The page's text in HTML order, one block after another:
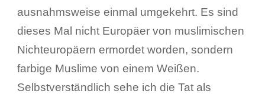
ausnahmsweise einmal umgekehrt. Es sind
dieses Mal nicht Europäer von muslimischen
Nichteuropäern ermordet worden, sondern
farbige Muslime von einem Weißen.
Selbstverständlich sehe ich die Tat als